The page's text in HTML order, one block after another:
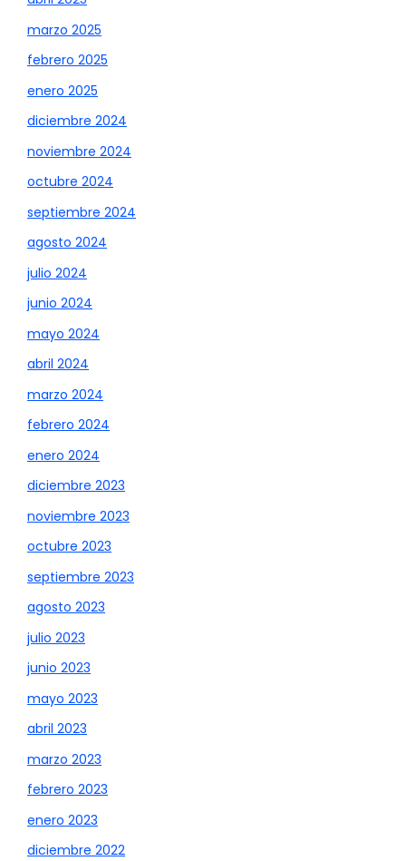
marzo 2025
febrero 2025
enero 2025
diciembre 2024
noviembre 2024
octubre 2024
septiembre 2024
agosto 2024
julio 2024
junio 2024
mayo 2024
abril 2024
marzo 2024
febrero 2024
enero 2024
diciembre 2023
noviembre 2023
octubre 2023
septiembre 2023
agosto 2023
julio 2023
junio 2023
mayo 2023
abril 2023
marzo 2023
febrero 2023
enero 2023
diciembre 2022